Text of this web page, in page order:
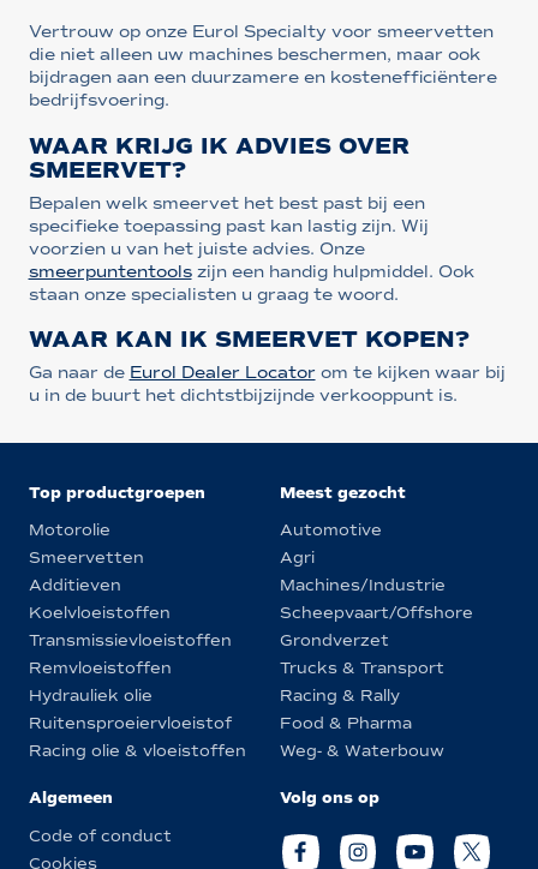
Vertrouw op onze Eurol Specialty voor smeervetten
die niet alleen uw machines beschermen, maar ook
bijdragen aan een duurzamere en kostenefficiëntere
bedrijfsvoering.
WAAR KRIJG IK ADVIES OVER
SMEERVET?
Bepalen welk smeervet het best past bij een
specifieke toepassing past kan lastig zijn. Wij
voorzien u van het juiste advies. Onze
smeerpuntentoolszijn een handig hulpmiddel. Ook
staan onze specialisten u graag te woord.
WAAR KAN IK SMEERVET KOPEN?
Ga naar de Eurol Dealer Locatorom te kijken waar bij
u in de buurt het dichtstbijzijnde verkooppunt is.
Top productgroepen
Motorolie
Smeervetten
Additieven
Koelvloeistoffen
Transmissievloeistoffen
Remvloeistoffen
Hydrauliek olie
Ruitensproeiervloeistof
Racing olie & vloeistoffen
Meest gezocht
Automotive
Agri
Machines/Industrie
Scheepvaart/Offshore
Grondverzet
Trucks & Transport
Racing & Rally
Food & Pharma
Weg- & Waterbouw
Algemeen
Code of conduct
Cookies
Volg ons op